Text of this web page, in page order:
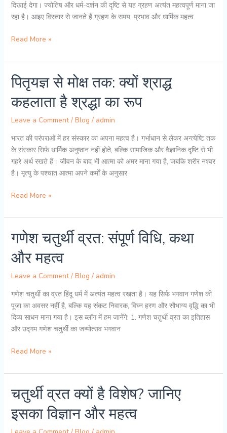
दिखाई देगा। ज्योतिष और धर्म-दर्शन की दृष्टि से यह ग्रहण अत्यंत महत्वपूर्ण माना जा
रहा है। आइए विस्तार से जानते हैं ग्रहण के समय, प्रभाव और धार्मिक महत्व
7
2025
का
खग्रास
चन्द्रग्रहण
–
सम्पूर्ण
में
अद्भुत
दृश्य
Read More »
पितृयज्ञ से मोक्ष तक: क्यों श्राद्ध
कहलाता है श्रद्धा का रूप
Leave a Comment / Blog / admin
भारत की परंपराओं में हर संस्कार का अपना महत्व है। गर्भाधान से लेकर अन्त्येष्टि तक
के संस्कार सिर्फ धार्मिक अनुष्ठान नहीं होते, बल्कि सामाजिक और वैज्ञानिक दृष्टि से भी
गहरे अर्थ रखते हैं। जीवन के बाद भी आत्मा को अमर माना गया है, जबकि शरीर नश्वर
है। मृत्यु के पश्चात आत्मा अपने कर्मों के अनुसार
पितृयज्ञ
मोक्ष
क्यों
श्राद्ध
कहलाता
है
श्रद्धा
का
रूप
Read More »
गणेश चतुर्थी व्रत: संपूर्ण विधि, कथा
और महत्व
Leave a Comment / Blog / admin
गणेश चतुर्थी का व्रत हिंदू धर्म में अत्यंत महत्व रखता है। यह सिर्फ भगवान गणेश की
पूजा का अवसर नहीं है, बल्कि यह संकट निवारक, विघ्न हरण और सौभाग्य वृद्धि का भी
दिव्य साधन माना गया है। इस ब्लॉग में हम जानेंगे: 1. गणेश चतुर्थी व्रत का इतिहास
और उद्गम गणेश चतुर्थी का जन्मोत्सव भगवान
गणेश
व्रत:
विधि,
कथा
और
Read More »
चतुर्थी व्रत क्यों है विशेष? जानिए
इसका विज्ञान और महत्व